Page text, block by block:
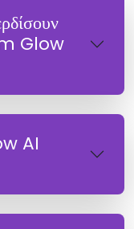
Glow
AI